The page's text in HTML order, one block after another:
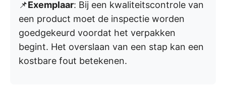
📌Exemplaar: Bij een kwaliteitscontrole van
een product moet de inspectie worden
goedgekeurd voordat het verpakken
begint. Het overslaan van een stap kan een
kostbare fout betekenen.